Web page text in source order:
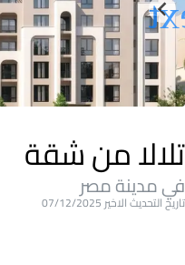
تلالا من شقة
في مدينة مصر
تاريخ التحديث الاخير 07/12/2025